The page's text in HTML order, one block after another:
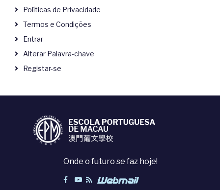
Políticas de Privacidade
Termos e Condições
Entrar
Alterar Palavra-chave
Registar-se
Onde o futuro se faz hoje!